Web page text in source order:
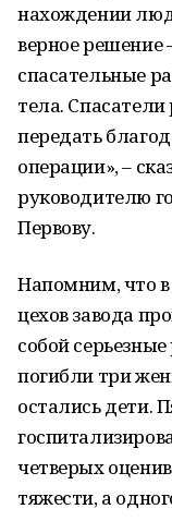
нахождении
верное решение
спасательные
тела.
передать
операции», –
руководителю
Первову.
Напомним, что
цехов завода
собой
погибли три
остались дети.
четверых
тяжести, а